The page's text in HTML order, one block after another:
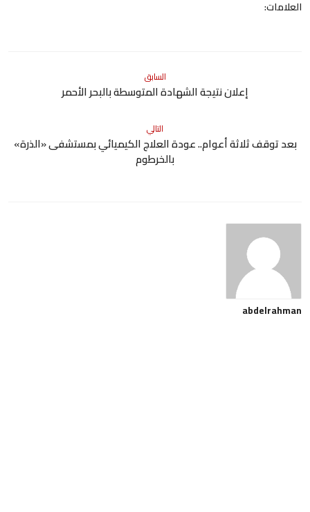
العلامات:
السابق
إعلان نتيجة الشهادة المتوسطة بالبحر الأحمر
التالي
بعد توقف ثلاثة أعوام.. عودة العلاج الكيميائي بمستشفى «الذرة»
بالخرطوم
abdelrahman